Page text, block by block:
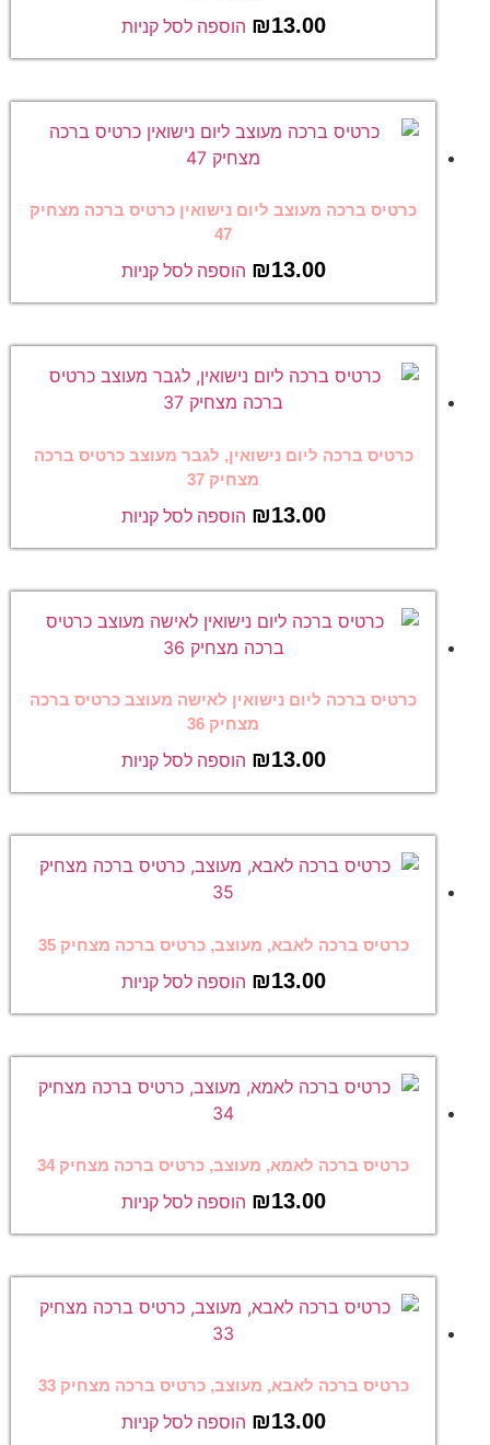
₪13.00 הוספה לסל קניות
כרטיס ברכה מעוצב ליום נישואין כרטיס ברכה מצחיק
47
₪13.00 הוספה לסל קניות
כרטיס ברכה ליום נישואין, לגבר מעוצב כרטיס ברכה
מצחיק 37
₪13.00 הוספה לסל קניות
כרטיס ברכה ליום נישואין לאישה מעוצב כרטיס ברכה
מצחיק 36
₪13.00 הוספה לסל קניות
כרטיס ברכה לאבא, מעוצב, כרטיס ברכה מצחיק 35
₪13.00 הוספה לסל קניות
כרטיס ברכה לאמא, מעוצב, כרטיס ברכה מצחיק 34
₪13.00 הוספה לסל קניות
כרטיס ברכה לאבא, מעוצב, כרטיס ברכה מצחיק 33
₪13.00 הוספה לסל קניות